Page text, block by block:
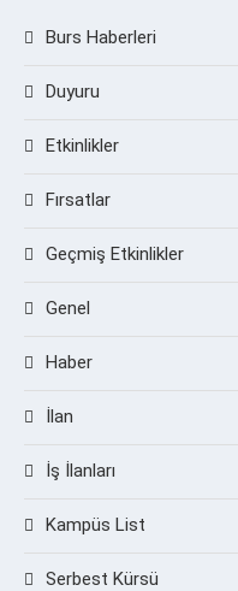
Burs Haberleri
Duyuru
Etkinlikler
Fırsatlar
Geçmiş Etkinlikler
Genel
Haber
İlan
İş İlanları
Kampüs List
Serbest Kürsü